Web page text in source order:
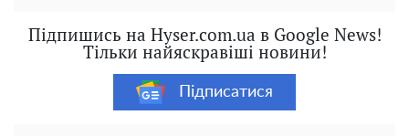
Підпишись на Hyser.com.ua в Google News!
Тільки найяскравіші новини!
Підписатися